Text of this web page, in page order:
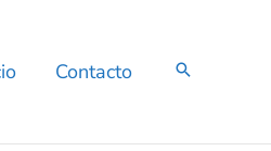
Contacto